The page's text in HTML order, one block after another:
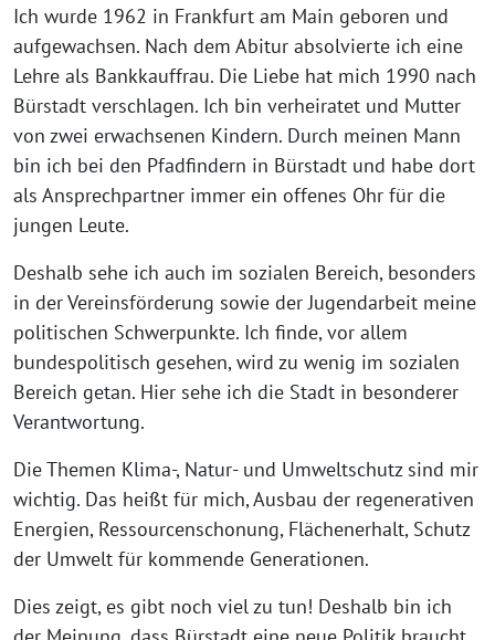
Ich wurde 1962 in Frankfurt am Main geboren und
aufgewachsen. Nach dem Abitur absolvierte ich eine
Lehre als Bankkauffrau. Die Liebe hat mich 1990 nach
Bürstadt verschlagen. Ich bin verheiratet und Mutter
von zwei erwachsenen Kindern. Durch meinen Mann
bin ich bei den Pfadfindern in Bürstadt und habe dort
als Ansprechpartner immer ein offenes Ohr für die
jungen Leute.
Deshalb sehe ich auch im sozialen Bereich, besonders
in der Vereinsförderung sowie der Jugendarbeit meine
politischen Schwerpunkte. Ich finde, vor allem
bundespolitisch gesehen, wird zu wenig im sozialen
Bereich getan. Hier sehe ich die Stadt in besonderer
Verantwortung.
Die Themen Klima-, Natur- und Umweltschutz sind mir
wichtig. Das heißt für mich, Ausbau der regenerativen
Energien, Ressourcenschonung, Flächenerhalt, Schutz
der Umwelt für kommende Generationen.
Dies zeigt, es gibt noch viel zu tun! Deshalb bin ich